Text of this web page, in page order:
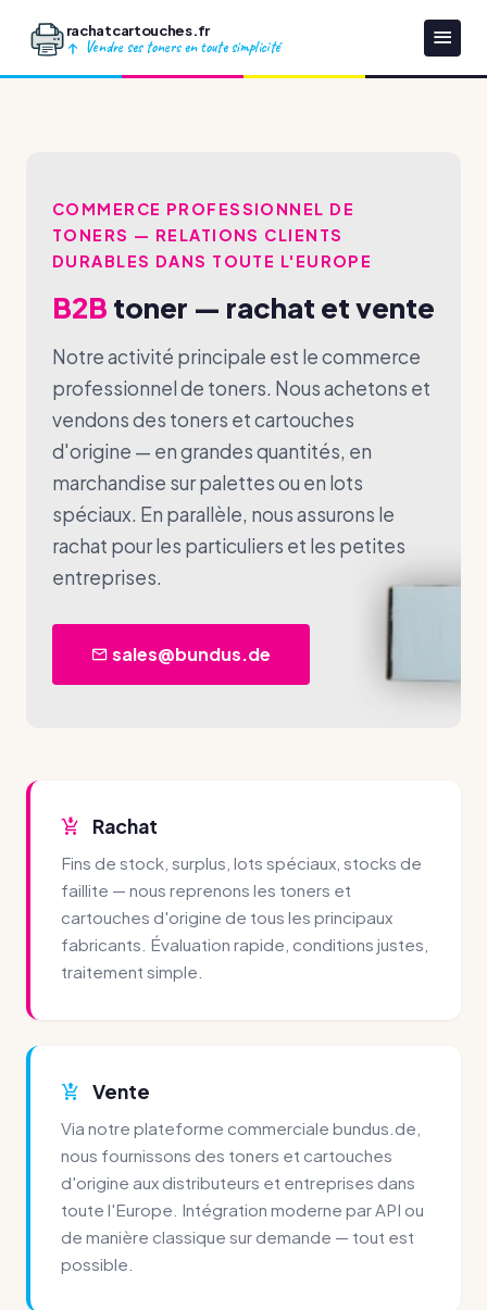
rachatcartouches.fr
Vendre ses toners en toute simplicité
COMMERCE PROFESSIONNEL DE
TONERS — RELATIONS CLIENTS
DURABLES DANS TOUTE L'EUROPE
B2B toner — rachat et vente
Notre activité principale est le commerce
professionnel de toners. Nous achetons et
vendons des toners et cartouches
d'origine — en grandes quantités, en
marchandise sur palettes ou en lots
spéciaux. En parallèle, nous assurons le
rachat pour les particuliers et les petites
entreprises.
sales@bundus.de
Rachat
Fins de stock, surplus, lots spéciaux, stocks de
faillite — nous reprenons les toners et
cartouches d'origine de tous les principaux
fabricants. Évaluation rapide, conditions justes,
traitement simple.
Vente
Via notre plateforme commerciale bundus.de,
nous fournissons des toners et cartouches
d'origine aux distributeurs et entreprises dans
toute l'Europe. Intégration moderne par API ou
de manière classique sur demande — tout est
possible.